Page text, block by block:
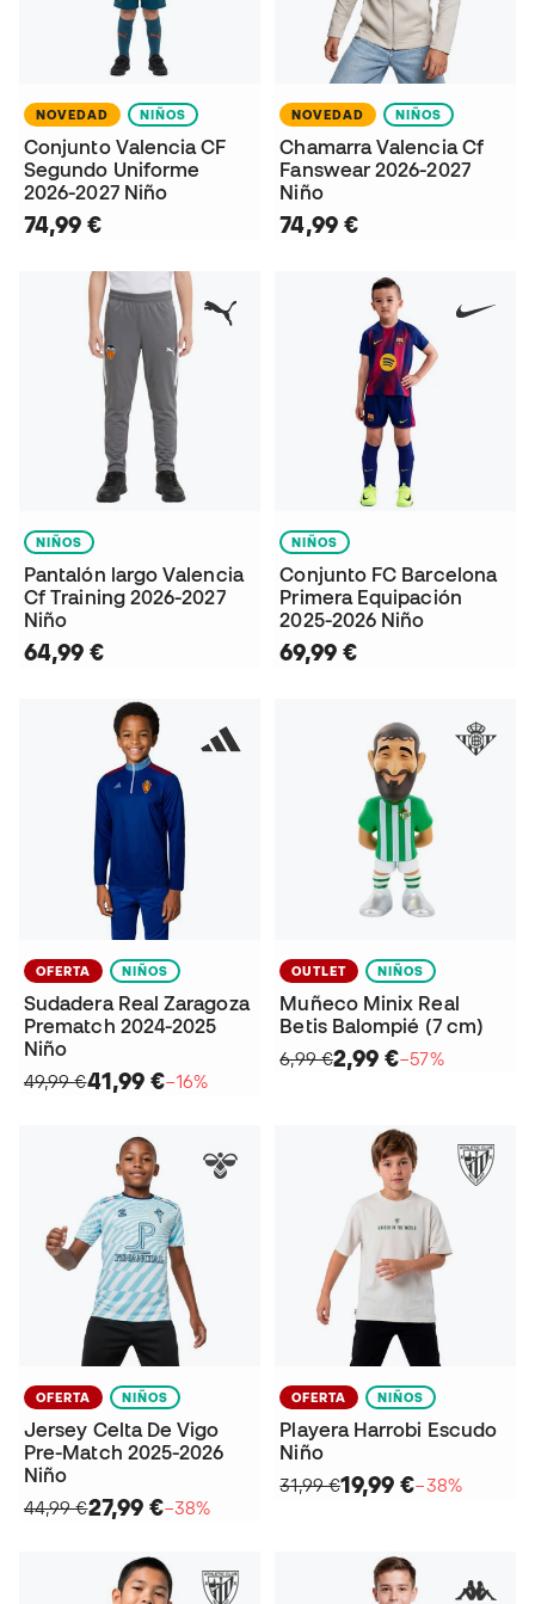
NOVEDAD NIÑOS
Conjunto Valencia CF
Segundo Uniforme
2026-2027 Niño
74,99 €
NOVEDAD NIÑOS
Chamarra Valencia Cf
Fanswear 2026-2027
Niño
74,99 €
NIÑOS
Pantalón largo Valencia
Cf Training 2026-2027
Niño
64,99 €
NIÑOS
Conjunto FC Barcelona
Primera Equipación
2025-2026 Niño
69,99 €
OFERTA NIÑOS
Sudadera Real Zaragoza
Prematch 2024-2025
Niño
49,99 €41,99 €−16%
OUTLET NIÑOS
Muñeco Minix Real
Betis Balompié (7 cm)
6,99 €2,99 €−57%
OFERTA NIÑOS
Jersey Celta De Vigo
Pre-Match 2025-2026
Niño
44,99 €27,99 €−38%
OFERTA NIÑOS
Playera Harrobi Escudo
Niño
31,99 €19,99 €−38%